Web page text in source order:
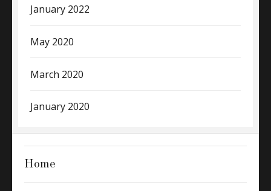
January 2022
May 2020
March 2020
January 2020
Home